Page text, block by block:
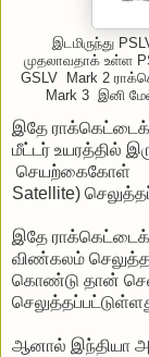
இடமிருந்து
முதலாவதாக் உள்ள
GSLV Mark 2
Mark 3 இனி
இதே
மீட்டர் உயரத்தில்
Satellite)
இதே ராக்கெட்டைக்
விண்கலம்
கொண்டு தான்
ஆனால் இந்தியா